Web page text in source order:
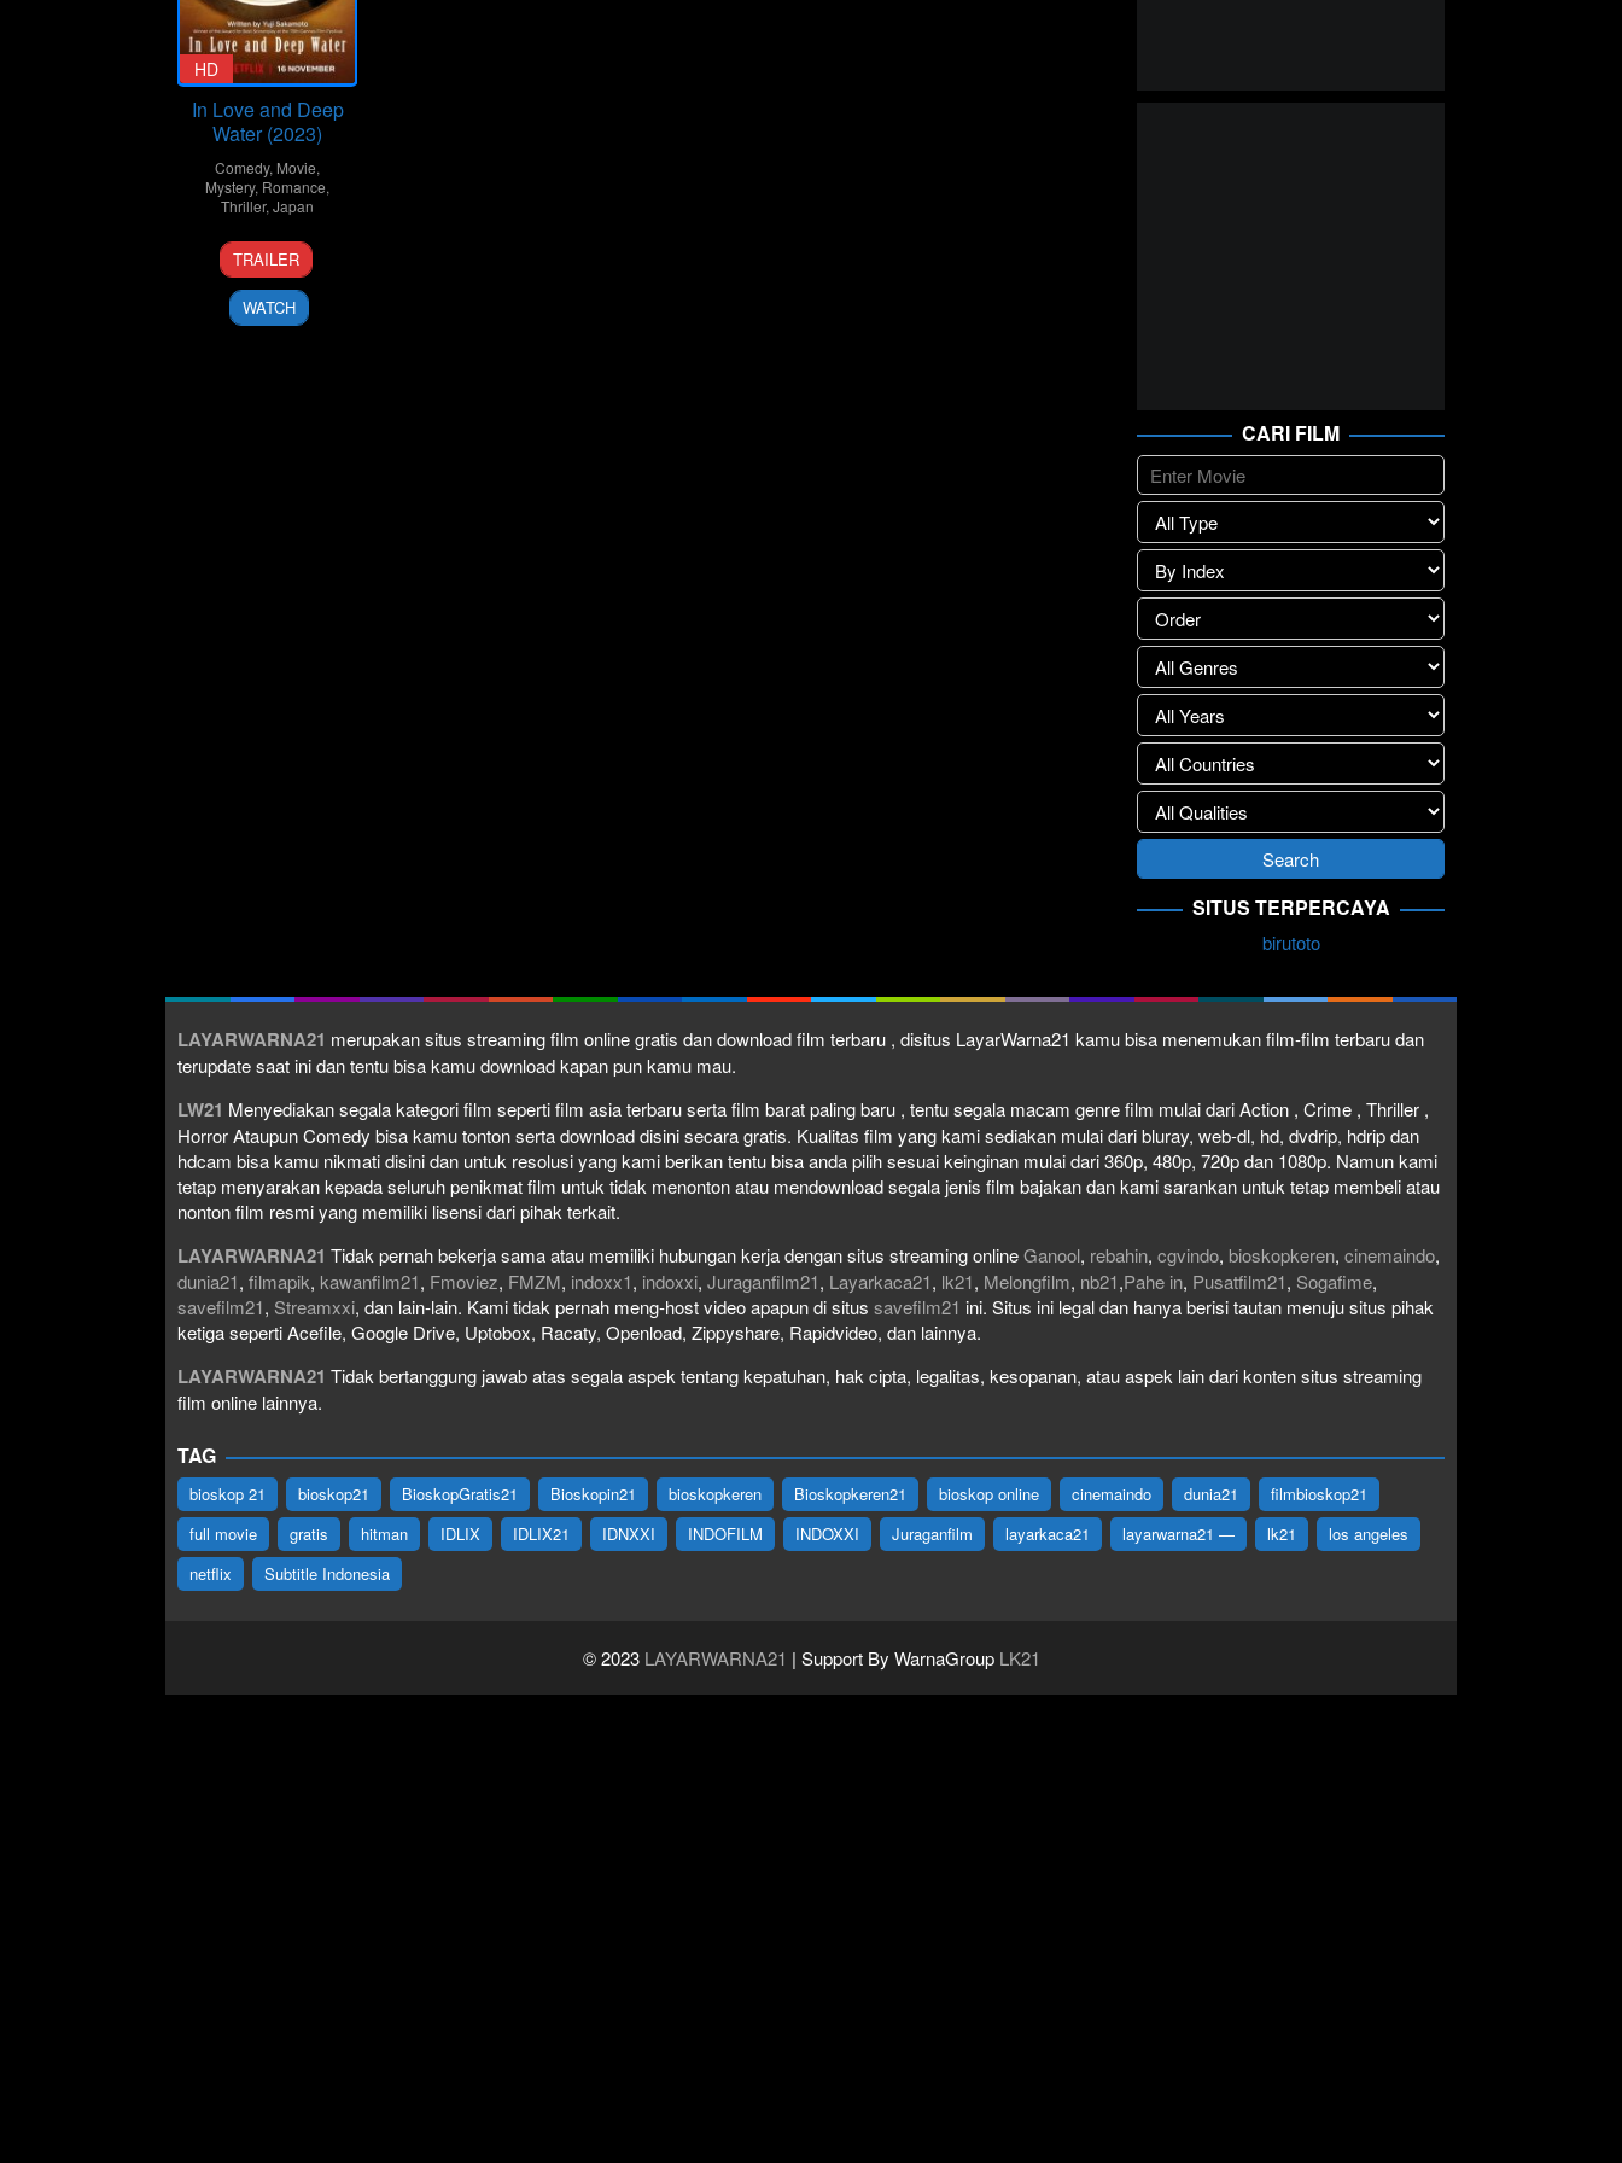
HD
In Love and Deep
Water (2023)
Comedy, Movie,
Mystery, Romance,
Thriller, Japan
16
Nov
2023
Yusuke
Taki
TRAILER
WATCH
CARI FILM
SITUS TERPERCAYA
birutoto
LAYARWARNA21 merupakan situs streaming film online gratis dan download film terbaru , disitus LayarWarna21 kamu bisa menemukan film-film terbaru dan
terupdate saat ini dan tentu bisa kamu download kapan pun kamu mau.
LW21 Menyediakan segala kategori film seperti film asia terbaru serta film barat paling baru , tentu segala macam genre film mulai dari Action , Crime , Thriller ,
Horror Ataupun Comedy bisa kamu tonton serta download disini secara gratis. Kualitas film yang kami sediakan mulai dari bluray, web-dl, hd, dvdrip, hdrip dan
hdcam bisa kamu nikmati disini dan untuk resolusi yang kami berikan tentu bisa anda pilih sesuai keinginan mulai dari 360p, 480p, 720p dan 1080p. Namun kami
tetap menyarakan kepada seluruh penikmat film untuk tidak menonton atau mendownload segala jenis film bajakan dan kami sarankan untuk tetap membeli atau
nonton film resmi yang memiliki lisensi dari pihak terkait.
LAYARWARNA21 Tidak pernah bekerja sama atau memiliki hubungan kerja dengan situs streaming onlineGanool, rebahin, cgvindo, bioskopkeren, cinemaindo,
dunia21, filmapik, kawanfilm21, Fmoviez, FMZM, indoxx1, indoxxi, Juraganfilm21, Layarkaca21, lk21, Melongfilm, nb21,Pahe in, Pusatfilm21, Sogafime,
savefilm21, Streamxxi, dan lain-lain. Kami tidak pernah meng-host video apapun di situs savefilm21 ini. Situs ini legal dan hanya berisi tautan menuju situs pihak
ketiga seperti Acefile, Google Drive, Uptobox, Racaty, Openload, Zippyshare, Rapidvideo, dan lainnya.
LAYARWARNA21 Tidak bertanggung jawab atas segala aspek tentang kepatuhan, hak cipta, legalitas, kesopanan, atau aspek lain dari konten situs streaming
film online lainnya.
TAG
bioskop 21 bioskop21 BioskopGratis21 Bioskopin21 bioskopkeren Bioskopkeren21 bioskop online cinemaindo dunia21
filmbioskop21
full movie
gratis hitman IDLIX IDLIX21 IDNXXI INDOFILM INDOXXI Juraganfilm layarkaca21 layarwarna21 — lk21
los angeles
netflix
Subtitle Indonesia
© 2023 LAYARWARNA21 | Support By WarnaGroupLK21